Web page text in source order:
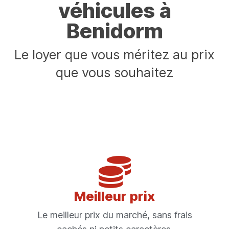
véhicules à
Benidorm
Le loyer que vous méritez au prix
que vous souhaitez
Meilleur prix
Le meilleur prix du marché, sans frais